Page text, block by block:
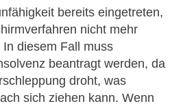
bereits eingetreten,
nicht mehr
diesem Fall muss
beantragt werden, da
droht, was
sich ziehen kann. Wenn